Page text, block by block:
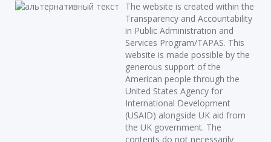
The website is created within the
Transparency and Accountability
in Public Administration and
Services Program/TAPAS. This
website is made possible by the
generous support of the
American people through the
United States Agency for
International Development
(USAID) alongside UK aid from
the UK government. The
contents do not necessarily